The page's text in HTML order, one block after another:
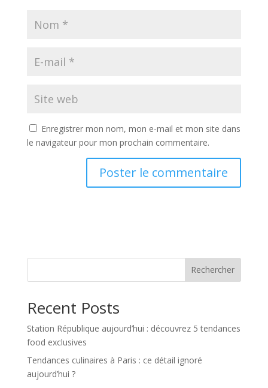
Enregistrer mon nom, mon e-mail et mon site dans
le navigateur pour mon prochain commentaire.
Rechercher
Recent Posts
Station République aujourd’hui : découvrez 5 tendances
food exclusives
Tendances culinaires à Paris : ce détail ignoré
aujourd’hui ?